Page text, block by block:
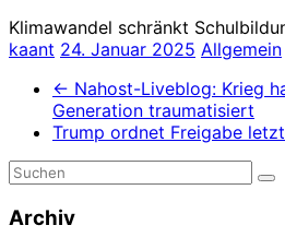
Klimawandel schränkt
kaant 24. Januar 2025 Allgemein
← Nahost-Liveblog: Krieg
Generation traumatisiert
Trump ordnet Freigabe
Archiv